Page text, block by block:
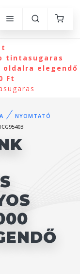
tintasugaras
elegendő
Ft
NYOMTATÓ